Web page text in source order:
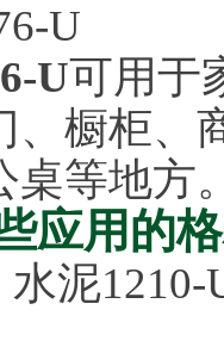
U
U可用于
、橱柜、
桌等地方
应用的
泥